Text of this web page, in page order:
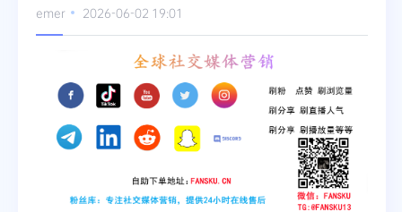
emer 2026-06-02 19:01